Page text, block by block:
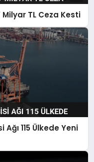
TL Ceza Kesti
115 Ülkede Yeni